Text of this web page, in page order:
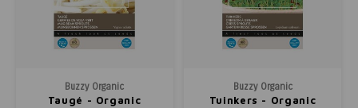
Buzzy Organic
Taugé - Organic
Buzzy Organic
Tuinkers - Organic